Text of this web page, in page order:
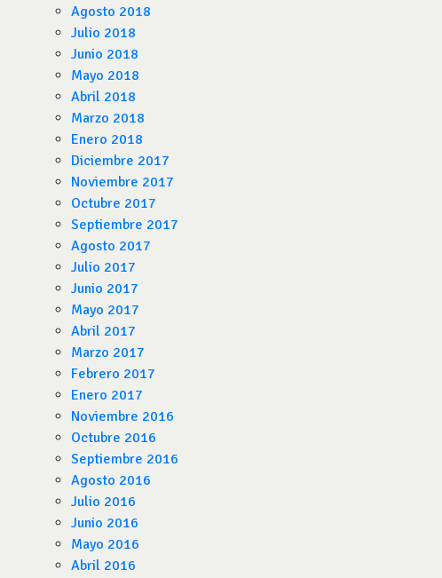
Agosto 2018
Julio 2018
Junio 2018
Mayo 2018
Abril 2018
Marzo 2018
Enero 2018
Diciembre 2017
Noviembre 2017
Octubre 2017
Septiembre 2017
Agosto 2017
Julio 2017
Junio 2017
Mayo 2017
Abril 2017
Marzo 2017
Febrero 2017
Enero 2017
Noviembre 2016
Octubre 2016
Septiembre 2016
Agosto 2016
Julio 2016
Junio 2016
Mayo 2016
Abril 2016